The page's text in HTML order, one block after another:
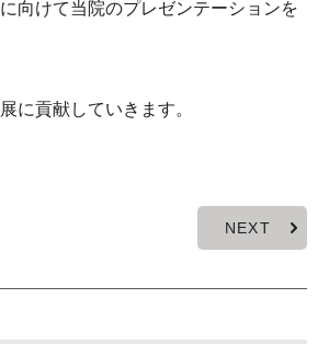
向けて当院のプレゼンテーションを
に貢献していきます。
NEXT